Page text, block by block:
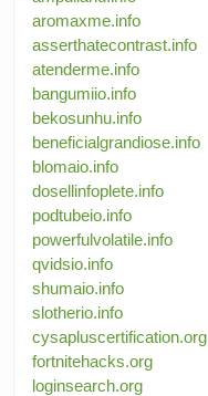
aromaxme.info
asserthatecontrast.info
atenderme.info
bangumiio.info
bekosunhu.info
beneficialgrandiose.info
blomaio.info
dosellinfoplete.info
podtubeio.info
powerfulvolatile.info
qvidsio.info
shumaio.info
slotherio.info
cysapluscertification.org
fortnitehacks.org
loginsearch.org